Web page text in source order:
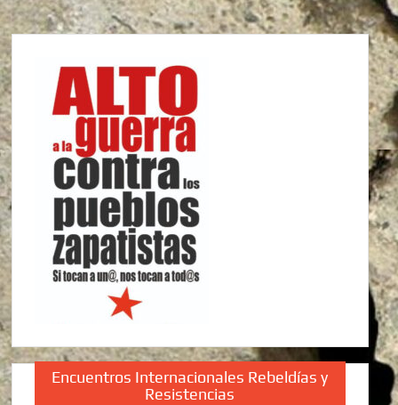
Encuentros Internacionales Rebeldías y
Resistencias